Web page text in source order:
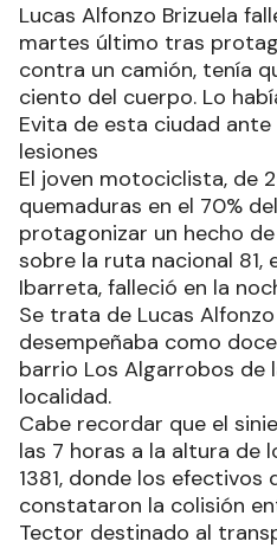
Lucas Alfonzo Brizuela
martes último tras
contra un camión, tenía
ciento del cuerpo. Lo
Evita de esta ciudad
lesiones
El joven motociclista, de
quemaduras en el 70%
protagonizar un hecho
sobre la ruta nacional 81,
Ibarreta, falleció en la
Se trata de Lucas
desempeñaba como
barrio Los Algarrobos de
localidad.
Cabe recordar que el
las 7 horas a la altura de
1381, donde los
constataron la colisión
Tector destinado al